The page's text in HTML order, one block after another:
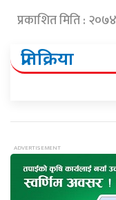
प्रकाशित मिति :
प्रतिक्रिया